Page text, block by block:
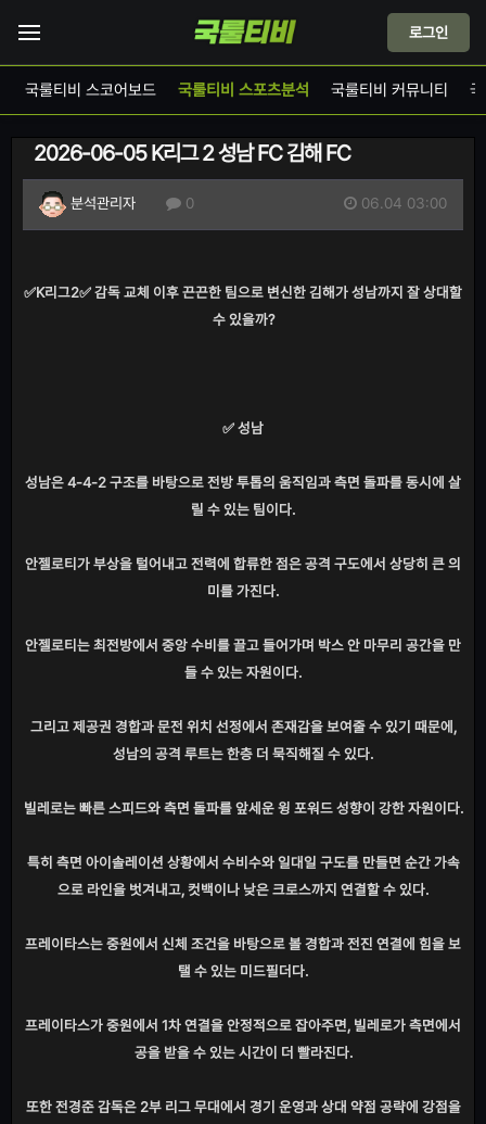
로그인
국룰티비 스코어보드 국룰티비 스포츠분석 국룰티비 커뮤니티
2026-06-05 K리그 2 성남 FC 김해 FC
분석관리자 0 06.04 03:00
✅K리그2✅ 감독 교체 이후 끈끈한 팀으로 변신한 김해가 성남까지 잘 상대할
수 있을까?
✅ 성남
성남은 4-4-2 구조를 바탕으로 전방 투톱의 움직임과 측면 돌파를 동시에 살
릴 수 있는 팀이다.
안젤로티가 부상을 털어내고 전력에 합류한 점은 공격 구도에서 상당히 큰 의
미를 가진다.
안젤로티는 최전방에서 중앙 수비를 끌고 들어가며 박스 안 마무리 공간을 만
들 수 있는 자원이다.
그리고 제공권 경합과 문전 위치 선정에서 존재감을 보여줄 수 있기 때문에,
성남의 공격 루트는 한층 더 묵직해질 수 있다.
빌레로는 빠른 스피드와 측면 돌파를 앞세운 윙 포워드 성향이 강한 자원이다.
특히 측면 아이솔레이션 상황에서 수비수와 일대일 구도를 만들면 순간 가속
으로 라인을 벗겨내고, 컷백이나 낮은 크로스까지 연결할 수 있다.
프레이타스는 중원에서 신체 조건을 바탕으로 볼 경합과 전진 연결에 힘을 보
탤 수 있는 미드필더다.
프레이타스가 중원에서 1차 연결을 안정적으로 잡아주면, 빌레로가 측면에서
공을 받을 수 있는 시간이 더 빨라진다.
또한 전경준 감독은 2부 리그 무대에서 경기 운영과 상대 약점 공략에 강점을